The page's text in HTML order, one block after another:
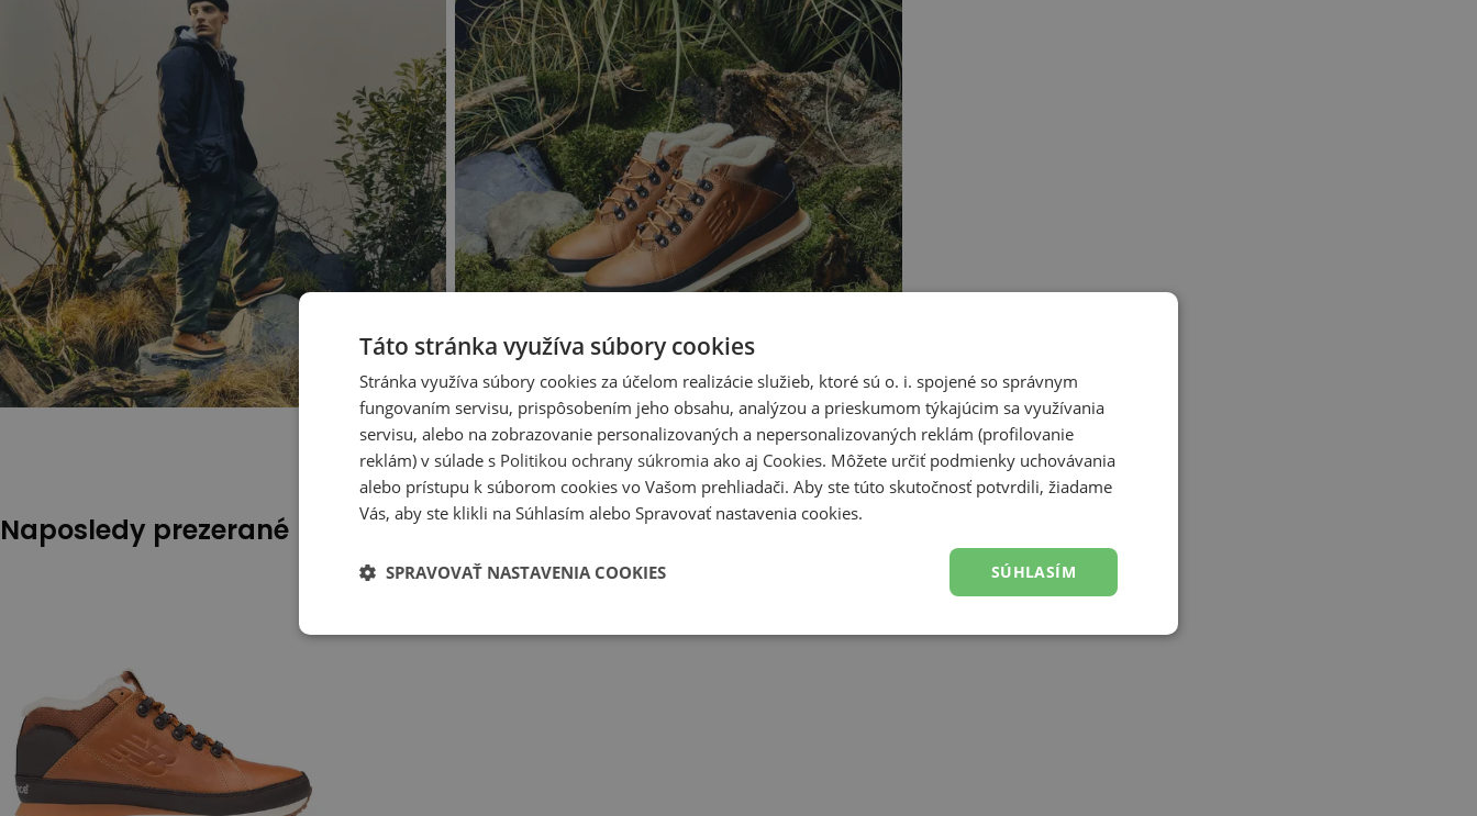
Naposledy prezerané
Táto stránka využíva súbory cookies
Stránka využíva súbory cookies za účelom realizácie služieb, ktoré sú o. i. spojené so správnym
fungovaním servisu, prispôsobením jeho obsahu, analýzou a prieskumom týkajúcim sa využívania
servisu, alebo na zobrazovanie personalizovaných a nepersonalizovaných reklám (profilovanie
reklám) v súlade s Politikou ochrany súkromia ako aj Cookies. Môžete určiť podmienky uchovávania
alebo prístupu k súborom cookies vo Vašom prehliadači. Aby ste túto skutočnosť potvrdili, žiadame
Vás, aby ste klikli na Súhlasím alebo Spravovať nastavenia cookies.
SÚHLASÍM
SPRAVOVAŤ NASTAVENIA COOKIES